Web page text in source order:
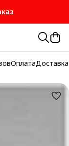
ОплатаДоставка